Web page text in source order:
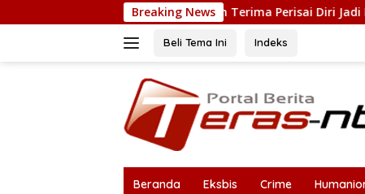
ke
Breaking News
Tengah Terima Perisai Diri Jadi Kegiatan Ekstrakurikuler
Beli Tema Ini Indeks
Beranda Eksbis Crime